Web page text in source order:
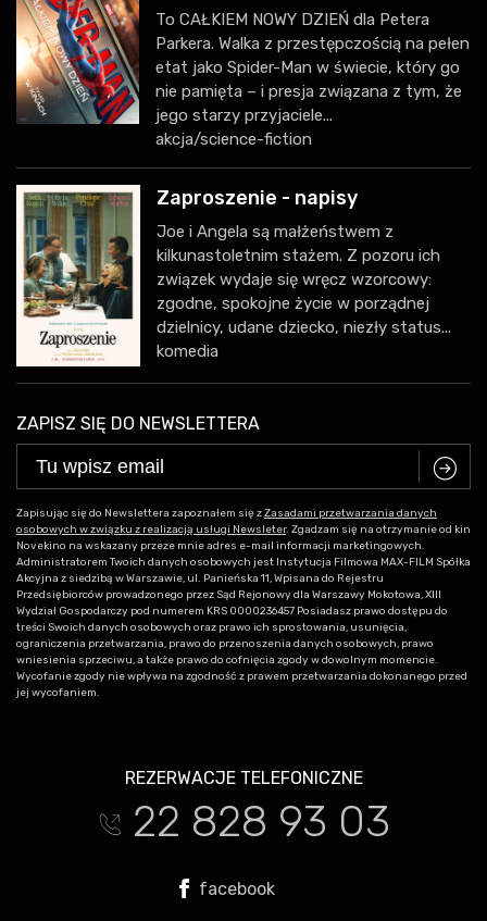
To CAŁKIEM NOWY DZIEŃ dla Petera
Parkera. Walka z przestępczością na pełen
etat jako Spider-Man w świecie, który go
nie pamięta – i presja związana z tym, że
jego starzy przyjaciele...
akcja/science-fiction
Zaproszenie - napisy
Joe i Angela są małżeństwem z
kilkunastoletnim stażem. Z pozoru ich
związek wydaje się wręcz wzorcowy:
zgodne, spokojne życie w porządnej
dzielnicy, udane dziecko, niezły status...
komedia
ZAPISZ SIĘ DO NEWSLETTERA
C
Zapisując się do Newslettera zapoznałem się zZasadami przetwarzania danych
osobowych w związku z realizacją usługi Newsleter. Zgadzam się na otrzymanie od kin
Novekino na wskazany przeze mnie adres e-mail informacji marketingowych.
Administratorem Twoich danych osobowych jest Instytucja Filmowa MAX-FILM Spółka
Akcyjna z siedzibą w Warszawie, ul. Panieńska 11, Wpisana do Rejestru
Przedsiębiorców prowadzonego przez Sąd Rejonowy dla Warszawy Mokotowa, XIII
Wydział Gospodarczy pod numerem KRS 0000236457 Posiadasz prawo dostępu do
treści Swoich danych osobowych oraz prawo ich sprostowania, usunięcia,
ograniczenia przetwarzania, prawo do przenoszenia danych osobowych, prawo
wniesienia sprzeciwu, a także prawo do cofnięcia zgody w dowolnym momencie.
Wycofanie zgody nie wpływa na zgodność z prawem przetwarzania dokonanego przed
jej wycofaniem.
REZERWACJE TELEFONICZNE
t 22 828 93 03
facebook